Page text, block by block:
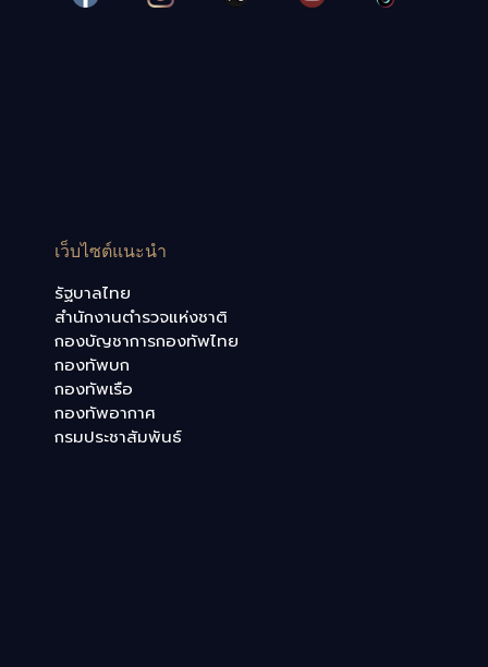
เว็บไซต์แนะนำ
รัฐบาลไทย
สำนักงานตำรวจแห่งชาติ
กองบัญชาการกองทัพไทย
กองทัพบก
กองทัพเรือ
กองทัพอากาศ
กรมประชาสัมพันธ์